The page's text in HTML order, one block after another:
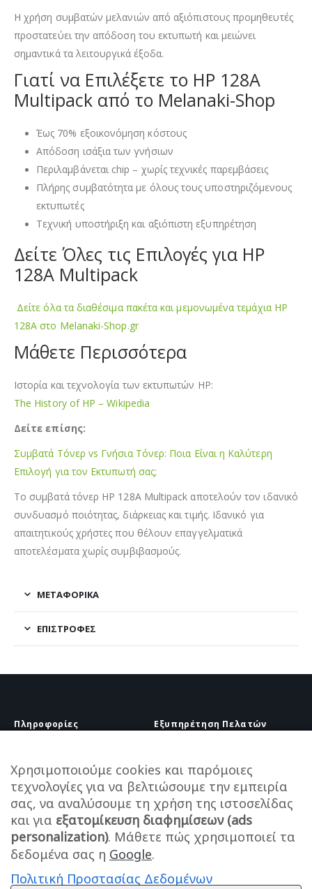
Η χρήση συμβατών μελανιών από αξιόπιστους προμηθευτές
προστατεύει την απόδοση του εκτυπωτή και μειώνει
σημαντικά τα λειτουργικά έξοδα.
Γιατί να Επιλέξετε το HP 128A
Multipack από το Melanaki-Shop
Έως 70% εξοικονόμηση κόστους
Απόδοση ισάξια των γνήσιων
Περιλαμβάνεται chip – χωρίς τεχνικές παρεμβάσεις
Πλήρης συμβατότητα με όλους τους υποστηριζόμενους
εκτυπωτές
Τεχνική υποστήριξη και αξιόπιστη εξυπηρέτηση
Δείτε Όλες τις Επιλογές για HP
128A Multipack
Δείτε όλα τα διαθέσιμα πακέτα και μεμονωμένα τεμάχια HP
128A στο Melanaki-Shop.gr
Μάθετε Περισσότερα
Ιστορία και τεχνολογία των εκτυπωτών HP:
The History of HP – Wikipedia
Δείτε επίσης:
Συμβατά Τόνερ vs Γνήσια Τόνερ: Ποια Είναι η Καλύτερη
Επιλογή για τον Εκτυπωτή σας;
Το συμβατά τόνερ HP 128A Multipack αποτελούν τον ιδανικό
συνδυασμό ποιότητας, διάρκειας και τιμής. Ιδανικό για
απαιτητικούς χρήστες που θέλουν επαγγελματικά
αποτελέσματα χωρίς συμβιβασμούς.
ΜΕΤΑΦΟΡΙΚΆ
ΕΠΙΣΤΡΟΦΈΣ
Πληροφορίες
Επικοινωνία
Πληροφορίες Αποστολής
Τρόποι Πληρωμής
Πολιτική Επιστροφών
Υπαναχώρηση
Εξυπηρέτηση Πελατών
Επικοινωνία
25210 58444
info@melanaki-shop.gr
Ωράριο
Καθημερινά: 9:00 – 14:00
Χρησιμοποιούμε cookies και παρόμοιες
τεχνολογίες για να βελτιώσουμε την εμπειρία
σας, να αναλύσουμε τη χρήση της ιστοσελίδας
και για εξατομίκευση διαφημίσεων (ads
personalization). Μάθετε πώς χρησιμοποιεί τα
δεδομένα σας η Google.
Πολιτική Προστασίας Δεδομένων